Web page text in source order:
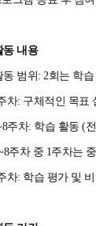
동 내용
동 범위: 2회는 학
차: 구체적인 목표
주차: 학습 활동 (
주차 중 1주차는
차: 학습 평가 및